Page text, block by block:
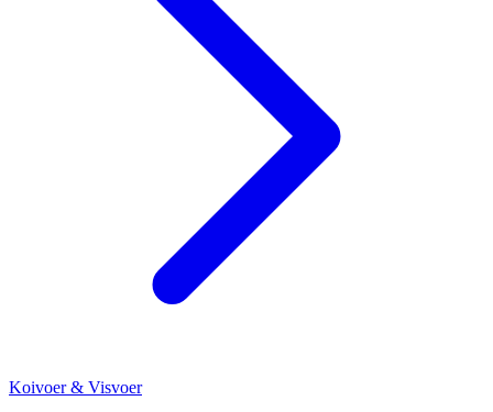
Koivoer & Visvoer